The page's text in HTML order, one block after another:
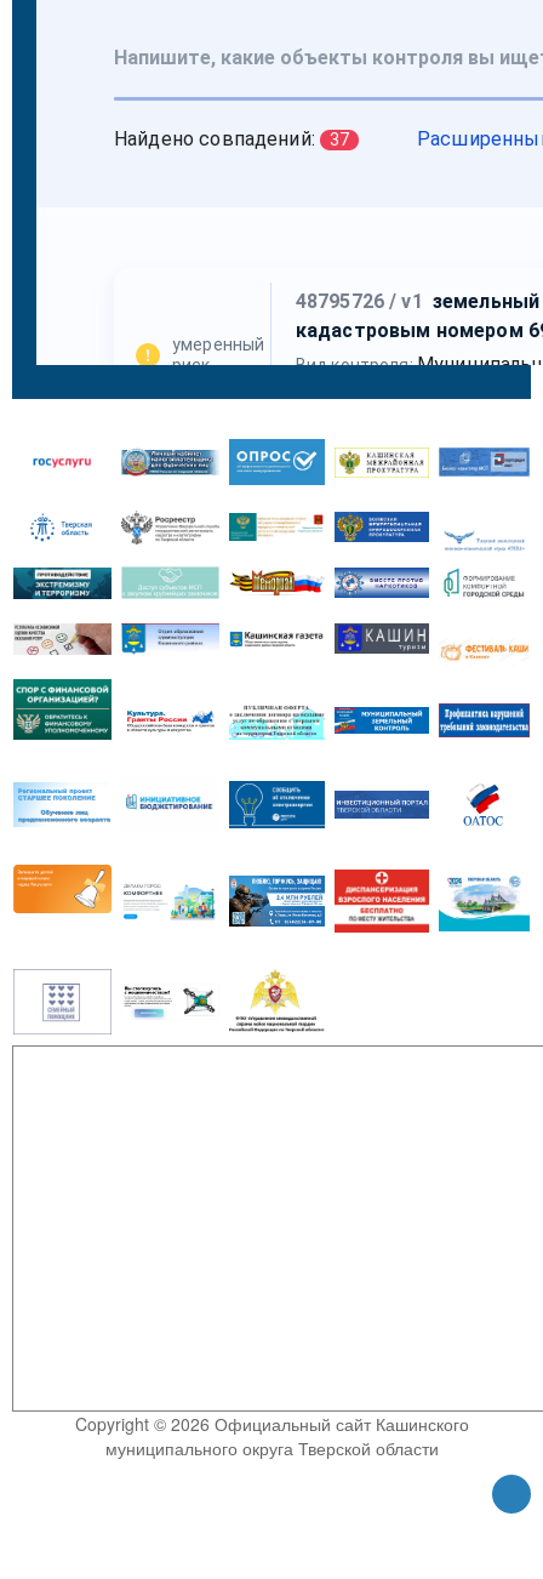
Copyright © 2026 Официальный сайт Кашинского
муниципального округа Тверской области